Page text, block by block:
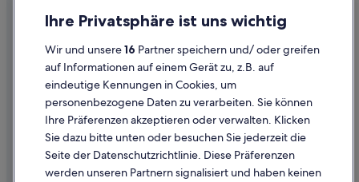
Campingplätze in Champagne
4-Sterne-Hotels in Vertus
Hotels nahe Champagne Launois
Relais & Chateaux Hotels in Champagne-Ardenne
Golf in Champagne-Ardenne
Fère-Champenoise Hotels
Inhaltsrichtlinien und Melden von Inhalten
Hilfe
Hilfe
Flug stornieren
Ihre Privatsphäre ist uns wichtig
Wir und unsere16 Partner speichern und/ oder greifen
auf Informationen auf einem Gerät zu, z.B. auf
eindeutige Kennungen in Cookies, um
personenbezogene Daten zu verarbeiten. Sie können
Ihre Präferenzen akzeptieren oder verwalten. Klicken
Sie dazu bitte unten oder besuchen Sie jederzeit die
Seite der Datenschutzrichtlinie. Diese Präferenzen
werden unseren Partnern signalisiert und haben keinen